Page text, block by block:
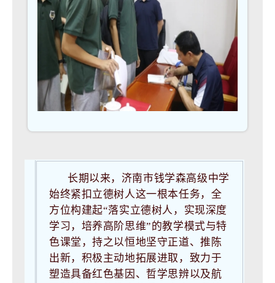
长期以来，济南市钱学森高级中学
始终紧扣立德树人这一根本任务，全
方位构建起“落实立德树人，实现深度
学习，培养高阶思维”的教学模式与特
色课堂，持之以恒地坚守正道、推陈
出新，积极主动地拓展进取，致力于
塑造具备红色基因、哲学思辨以及航